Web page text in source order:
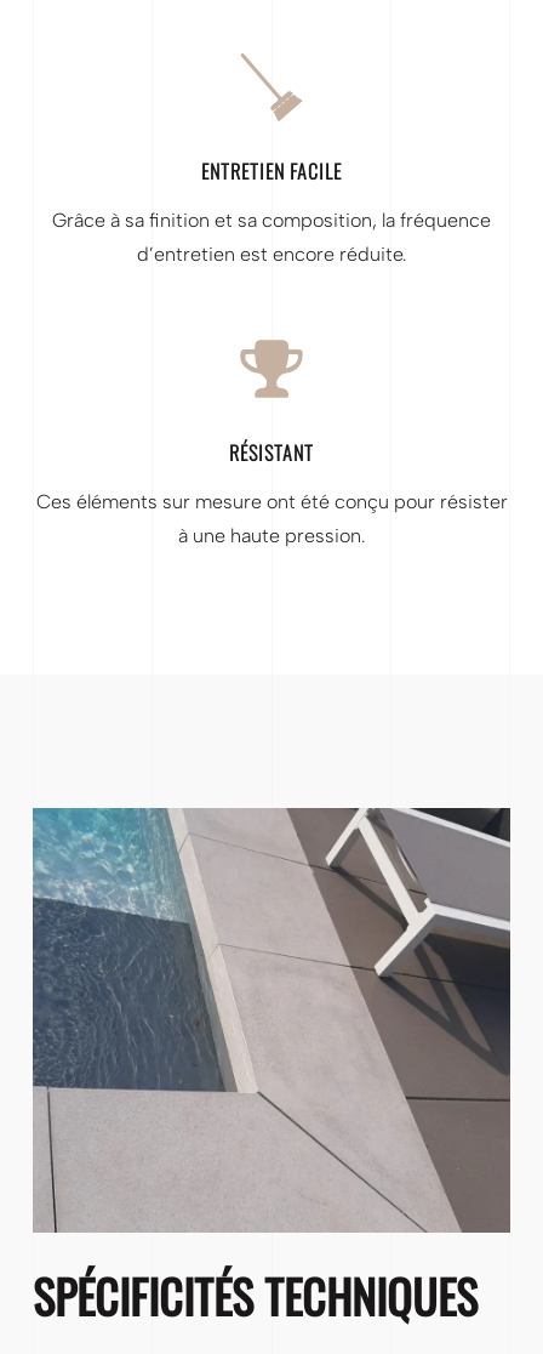
ENTRETIEN FACILE
Grâce à sa finition et sa composition, la fréquence
d’entretien est encore réduite.
RÉSISTANT
Ces éléments sur mesure ont été conçu pour résister
à une haute pression.
SPÉCIFICITÉS TECHNIQUES